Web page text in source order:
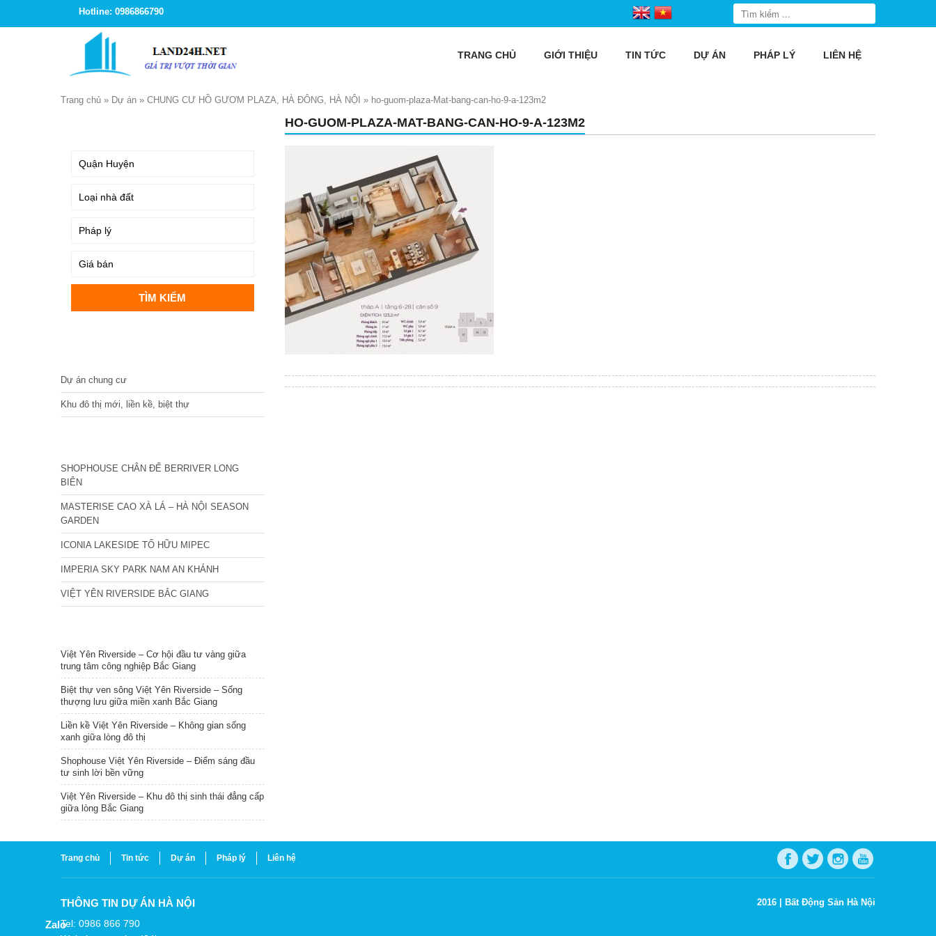
Hotline: 0986866790
TRANG CHỦ GIỚI THIỆU TIN TỨC DỰ ÁN PHÁP LÝ LIÊN HỆ
Trang chủ » Dự án » CHUNG CƯ HỒ GƯƠM PLAZA, HÀ ĐÔNG, HÀ NỘI » ho-guom-plaza-Mat-bang-can-ho-9-a-123m2
HO-GUOM-PLAZA-MAT-BANG-CAN-HO-9-A-123M2
Dự án chung cư
Khu đô thị mới, liền kề, biệt thự
SHOPHOUSE CHÂN ĐẾ BERRIVER LONG
BIÊN
MASTERISE CAO XÀ LÁ – HÀ NỘI SEASON
GARDEN
ICONIA LAKESIDE TỐ HỮU MIPEC
IMPERIA SKY PARK NAM AN KHÁNH
VIỆT YÊN RIVERSIDE BẮC GIANG
Việt Yên Riverside – Cơ hội đầu tư vàng giữa
trung tâm công nghiệp Bắc Giang
Biệt thự ven sông Việt Yên Riverside – Sống
thượng lưu giữa miền xanh Bắc Giang
Liền kề Việt Yên Riverside – Không gian sống
xanh giữa lòng đô thị
Shophouse Việt Yên Riverside – Điểm sáng đầu
tư sinh lời bền vững
Việt Yên Riverside – Khu đô thị sinh thái đẳng cấp
giữa lòng Bắc Giang
Trang chủ Tin tức Dự án Pháp lý Liên hệ
THÔNG TIN DỰ ÁN HÀ NỘI
Tel: 0986 866 790
2016 | Bất Động Sản Hà Nội
Zalo